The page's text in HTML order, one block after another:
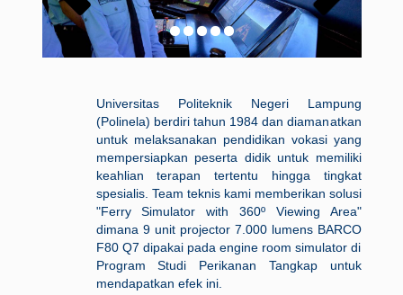
Universitas Politeknik Negeri Lampung
(Polinela) berdiri tahun 1984 dan diamanatkan
untuk melaksanakan pendidikan vokasi yang
mempersiapkan peserta didik untuk memiliki
keahlian terapan tertentu hingga tingkat
spesialis. Team teknis kami memberikan solusi
"Ferry Simulator with 360º Viewing Area"
dimana 9 unit projector 7.000 lumens BARCO
F80 Q7 dipakai pada engine room simulator di
Program Studi Perikanan Tangkap untuk
mendapatkan efek ini.